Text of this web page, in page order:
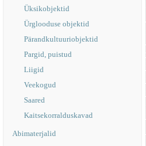
Üksikobjektid
Ürglooduse objektid
Pärandkultuuriobjektid
Pargid, puistud
Liigid
Veekogud
Saared
Kaitsekorralduskavad
Abimaterjalid